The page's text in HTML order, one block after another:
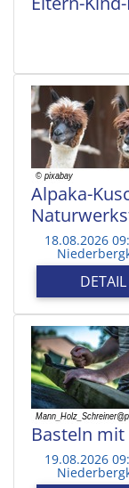
Alpaka-
18.08.2026
DETAIL
Basteln
19.08.2026